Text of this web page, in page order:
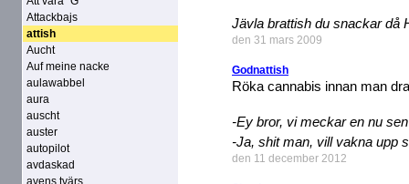
Attackbajs
attish
Aucht
Auf meine nacke
aulawabbel
aura
auscht
auster
autopilot
avdaskad
avens tvärs
Jävla brattish du snackar då
den 31 mars 2009
Godnattish
Röka cannabis innan man
-Ey bror, vi meckar en nu
-Ja, shit man, vill vakna upp
den 11 december 2012